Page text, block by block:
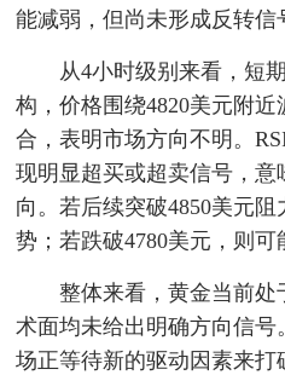
能减弱，但尚未形成反转信
从4小时级别来看，短
构，价格围绕4820美元附
合，表明市场方向不明。
现明显超买或超卖信号，
向。若后续突破4850美元
势；若跌破4780美元，则
整体来看，黄金当前
术面均未给出明确方向信
场正等待新的驱动因素来打